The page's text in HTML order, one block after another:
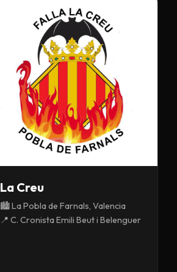
La Creu
🏙️ La Pobla de Farnals, Valencia
📍 C. Cronista Emili Beut i Belenguer